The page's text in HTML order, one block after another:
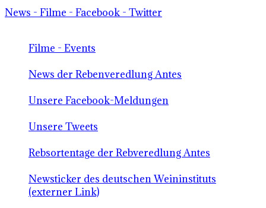
News - Filme - Facebook - Twitter
Filme - Events
News der Rebenveredlung Antes
Unsere Facebook-Meldungen
Unsere Tweets
Rebsortentage der Rebveredlung Antes
Newsticker des deutschen Weininstituts
(externer Link)